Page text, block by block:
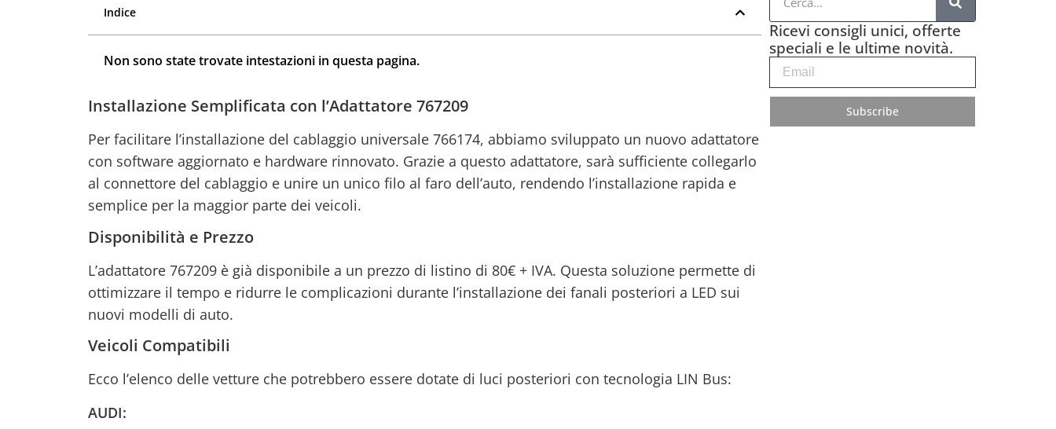
Indice
Non sono state trovate intestazioni in questa pagina.
Installazione Semplificata con l’Adattatore 767209
Per facilitare l’installazione del cablaggio universale 766174, abbiamo sviluppato un nuovo adattatore
con software aggiornato e hardware rinnovato. Grazie a questo adattatore, sarà sufficiente collegarlo
al connettore del cablaggio e unire un unico filo al faro dell’auto, rendendo l’installazione rapida e
semplice per la maggior parte dei veicoli.
Disponibilità e Prezzo
L’adattatore 767209 è già disponibile a un prezzo di listino di 80€ + IVA. Questa soluzione permette di
ottimizzare il tempo e ridurre le complicazioni durante l’installazione dei fanali posteriori a LED sui
nuovi modelli di auto.
Veicoli Compatibili
Ecco l’elenco delle vetture che potrebbero essere dotate di luci posteriori con tecnologia LIN Bus:
AUDI:
Ricevi consigli unici, offerte
speciali e le ultime novità.
Subscribe